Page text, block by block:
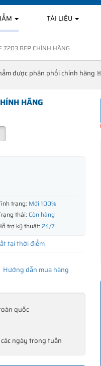
TÀI LIỆU
7203 BEP CHÍNH HÃNG
được phân phối chính hãng
HÃNG
trạng: Mới 100%
thái: Còn hàng
trợ kỹ thuật: 24/7
tại thời điểm
Hướng dẫn mua hàng
quốc
ngày trong tuần